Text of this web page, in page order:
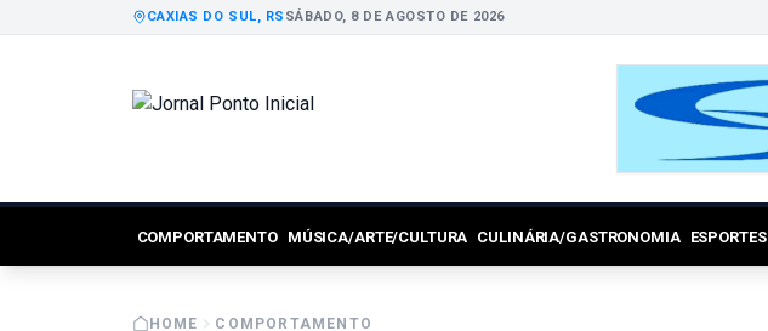
CAXIAS DO SUL, RS SÁBADO, 8 DE AGOSTO DE 2026
COMPORTAMENTO MÚSICA/ARTE/CULTURA CULINÁRIA/GASTRONOMIA ESPORTES
HOME COMPORTAMENTO